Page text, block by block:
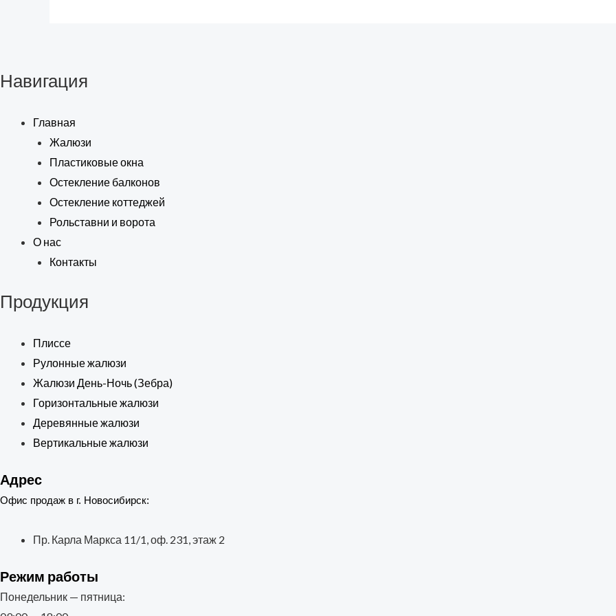
Навигация
Главная
Жалюзи
Пластиковые окна
Остекление балконов
Остекление коттеджей
Рольставни и ворота
О нас
Контакты
Продукция
Плиссе
Рулонные жалюзи
Жалюзи День-Ночь (Зебра)
Горизонтальные жалюзи
Деревянные жалюзи
Вертикальные жалюзи
Адрес
Офис продаж в г. Новосибирск:
Пр. Карла Маркса 11/1, оф. 231, этаж 2
Режим работы
Понедельник — пятница: